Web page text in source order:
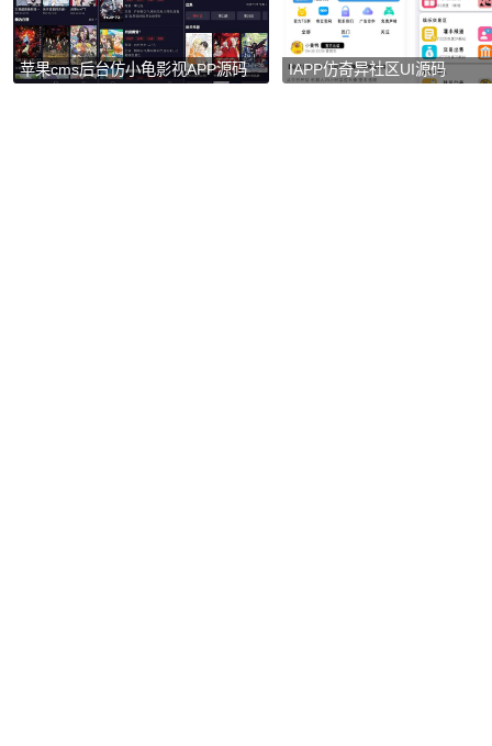
苹果cms后台仿小龟影视APP源码
IAPP仿奇异社区UI源码